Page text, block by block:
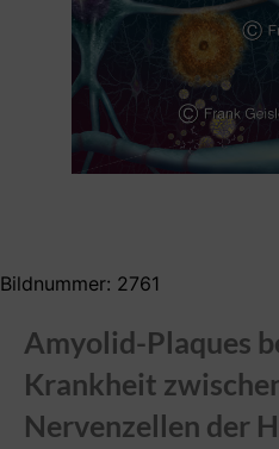
Bildnummer: 2761
Amyolid-Plaques
Krankheit
Nervenzellen der